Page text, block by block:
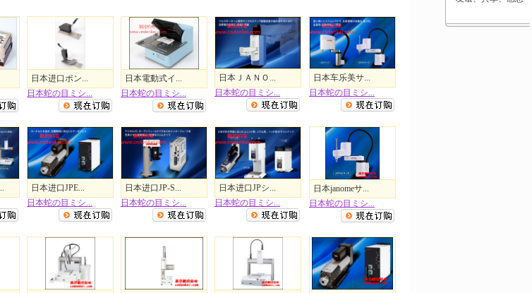
日本进口ポン...
日本蛇の目ミシ...
日本電動式イ...
日本蛇の目ミシ...
日本ＪＡＮＯ...
日本蛇の目ミシ...
日本车乐美サ...
日本蛇の目ミシ...
日本进口JPE...
日本蛇の目ミシ...
日本进口JP-S...
日本蛇の目ミシ...
日本进口JPシ...
日本蛇の目ミシ...
日本janomeサ...
日本蛇の目ミシ...